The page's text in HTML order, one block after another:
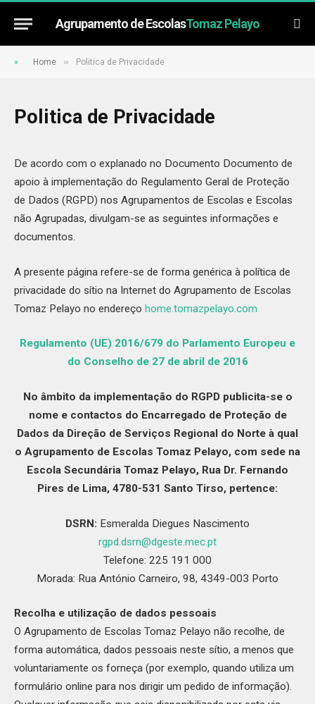
Agrupamento de EscolasTomaz Pelayo
» Home » Politica de Privacidade
Politica de Privacidade
De acordo com o explanado no Documento Documento de
apoio à implementação do Regulamento Geral de Proteção
de Dados (RGPD) nos Agrupamentos de Escolas e Escolas
não Agrupadas, divulgam-se as seguintes informações e
documentos.
A presente página refere-se de forma genérica à política de
privacidade do sítio na Internet do Agrupamento de Escolas
Tomaz Pelayo no endereço home.tomazpelayo.com
Regulamento (UE) 2016/679 do Parlamento Europeu e
do Conselho de 27 de abril de 2016
No âmbito da implementação do RGPD publicita-se o
nome e contactos do Encarregado de Proteção de
Dados da Direção de Serviços Regional do Norte à qual
o Agrupamento de Escolas Tomaz Pelayo, com sede na
Escola Secundária Tomaz Pelayo, Rua Dr. Fernando
Pires de Lima, 4780-531 Santo Tirso, pertence:
DSRN: Esmeralda Diegues Nascimento
rgpd.dsrn@dgeste.mec.pt
Telefone: 225 191 000
Morada: Rua António Carneiro, 98, 4349-003 Porto
Recolha e utilização de dados pessoais
O Agrupamento de Escolas Tomaz Pelayo não recolhe, de
forma automática, dados pessoais neste sítio, a menos que
voluntariamente os forneça (por exemplo, quando utiliza um
formulário online para nos dirigir um pedido de informação).